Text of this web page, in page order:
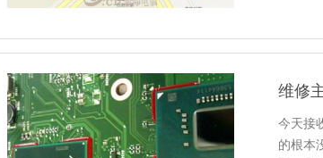
维修
今天接
的根本